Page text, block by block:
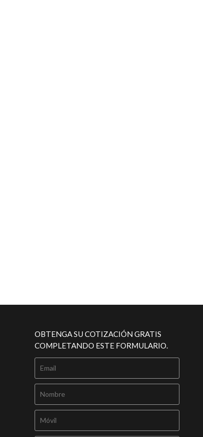
OBTENGA SU COTIZACIÓN GRATIS
COMPLETANDO ESTE FORMULARIO.